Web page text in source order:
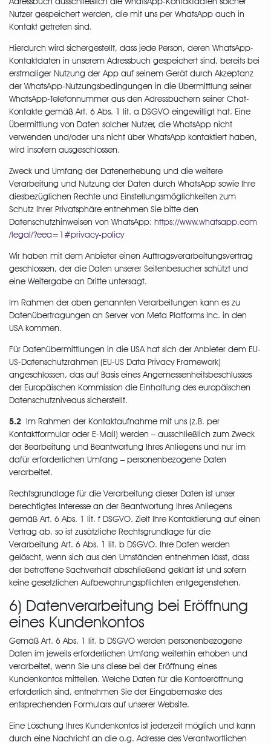
Nutzer gespeichert werden, die mit uns per WhatsApp auch in
Kontakt getreten sind.
Hierdurch wird sichergestellt, dass jede Person, deren WhatsApp-
Kontaktdaten in unserem Adressbuch gespeichert sind, bereits bei
erstmaliger Nutzung der App auf seinem Gerät durch Akzeptanz
der WhatsApp-Nutzungsbedingungen in die Übermittlung seiner
WhatsApp-Telefonnummer aus den Adressbüchern seiner Chat-
Kontakte gemäß Art. 6 Abs. 1 lit. a DSGVO eingewilligt hat. Eine
Übermittlung von Daten solcher Nutzer, die WhatsApp nicht
verwenden und/oder uns nicht über WhatsApp kontaktiert haben,
wird insofern ausgeschlossen.
Zweck und Umfang der Datenerhebung und die weitere
Verarbeitung und Nutzung der Daten durch WhatsApp sowie Ihre
diesbezüglichen Rechte und Einstellungsmöglichkeiten zum
Schutz Ihrer Privatsphäre entnehmen Sie bitte den
Datenschutzhinweisen von WhatsApp: https://www.whatsapp.com
/legal/?eea=1#privacy-policy
Wir haben mit dem Anbieter einen Auftragsverarbeitungsvertrag
geschlossen, der die Daten unserer Seitenbesucher schützt und
eine Weitergabe an Dritte untersagt.
Im Rahmen der oben genannten Verarbeitungen kann es zu
Datenübertragungen an Server von Meta Platforms Inc. in den
USA kommen.
Für Datenübermittlungen in die USA hat sich der Anbieter dem EU-
US-Datenschutzrahmen (EU-US Data Privacy Framework)
angeschlossen, das auf Basis eines Angemessenheitsbeschlusses
der Europäischen Kommission die Einhaltung des europäischen
Datenschutzniveaus sicherstellt.
5.2 Im Rahmen der Kontaktaufnahme mit uns (z.B. per
Kontaktformular oder E-Mail) werden – ausschließlich zum Zweck
der Bearbeitung und Beantwortung Ihres Anliegens und nur im
dafür erforderlichen Umfang – personenbezogene Daten
verarbeitet.
Rechtsgrundlage für die Verarbeitung dieser Daten ist unser
berechtigtes Interesse an der Beantwortung Ihres Anliegens
gemäß Art. 6 Abs. 1 lit. f DSGVO. Zielt Ihre Kontaktierung auf einen
Vertrag ab, so ist zusätzliche Rechtsgrundlage für die
Verarbeitung Art. 6 Abs. 1 lit. b DSGVO. Ihre Daten werden
gelöscht, wenn sich aus den Umständen entnehmen lässt, dass
der betroffene Sachverhalt abschließend geklärt ist und sofern
keine gesetzlichen Aufbewahrungspflichten entgegenstehen.
6) Datenverarbeitung bei Eröffnung
eines Kundenkontos
Gemäß Art. 6 Abs. 1 lit. b DSGVO werden personenbezogene
Daten im jeweils erforderlichen Umfang weiterhin erhoben und
verarbeitet, wenn Sie uns diese bei der Eröffnung eines
Kundenkontos mitteilen. Welche Daten für die Kontoeröffnung
erforderlich sind, entnehmen Sie der Eingabemaske des
entsprechenden Formulars auf unserer Website.
Eine Löschung Ihres Kundenkontos ist jederzeit möglich und kann
durch eine Nachricht an die o.g. Adresse des Verantwortlichen